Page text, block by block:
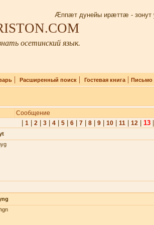
Æппæт дунейы ирæттæ - зонут
осетинский язык.
| Расширенный поиск| Гостевая книга| Письмо
Сообщение
1| 2| 3| 4| 5| 6| 7| 8| 9| 10| 11| 12| 13|